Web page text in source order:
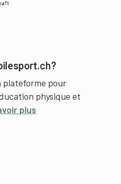
plateforme pour
physique et
plus